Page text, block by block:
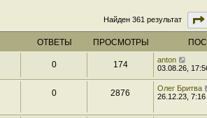
Найден 361 результат
ОТВЕТЫ ПРОСМОТРЫ
0 174
anton
03.08.26,
0 2876
Олег Бритва
26.12.23, 7:16